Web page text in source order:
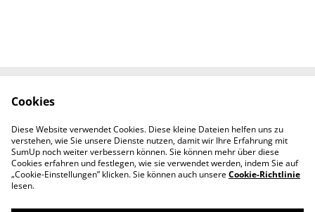
Cookie-Richtlinie
Kontaktieren Sie uns
Impressum
Cookies
Diese Website verwendet Cookies. Diese kleine Dateien helfen uns zu
verstehen, wie Sie unsere Dienste nutzen, damit wir Ihre Erfahrung mit
SumUp noch weiter verbessern können. Sie können mehr über diese
Cookies erfahren und festlegen, wie sie verwendet werden, indem Sie auf
„Cookie-Einstellungen” klicken. Sie können auch unsereCookie-Richtlinie
lesen.